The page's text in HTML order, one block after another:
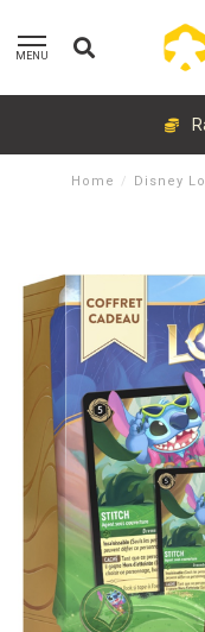
MENU
Home /
Disney